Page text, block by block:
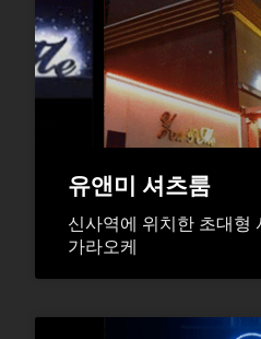
유앤미 셔츠룸
신사역에 위치한 초대형
가라오케